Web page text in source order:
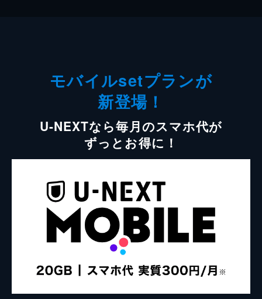
モバイルsetプランが
新登場！
U-NEXTなら毎月のスマホ代が
ずっとお得に！